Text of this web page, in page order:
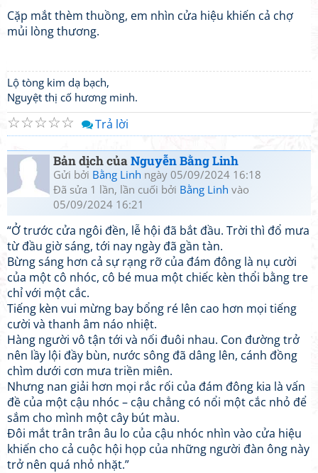
Cặp mắt thèm thuồng, em nhìn cửa hiệu khiến cả chợ
mủi lòng thương.
Lộ tòng kim dạ bạch,
Nguyệt thị cố hương minh.
☆
☆
☆
☆
☆ Trả lời
Bản dịch củaNguyễn Bằng Linh
Gửi bởi Bằng Linh ngày 05/09/2024 16:18
Đã sửa 1 lần, lần cuối bởi Bằng Linh vào
05/09/2024 16:21
“Ở trước cửa ngôi đền, lễ hội đã bắt đầu. Trời thì đổ mưa
từ đầu giờ sáng, tới nay ngày đã gần tàn.
Bừng sáng hơn cả sự rạng rỡ của đám đông là nụ cười
của một cô nhóc, cô bé mua một chiếc kèn thổi bằng tre
chỉ với một cắc.
Tiếng kèn vui mừng bay bổng ré lên cao hơn mọi tiếng
cười và thanh âm náo nhiệt.
Hàng người vô tận tới và nối đuôi nhau. Con đường trở
nên lầy lội đầy bùn, nước sông đã dâng lên, cánh đồng
chìm dưới cơn mưa triền miên.
Nhưng nan giải hơn mọi rắc rối của đám đông kia là vấn
đề của một cậu nhóc – cậu chẳng có nổi một cắc nhỏ để
sắm cho mình một cây bút màu.
Đôi mắt trân trân âu lo của cậu nhóc nhìn vào cửa hiệu
khiến cho cả cuộc hội họp của những người đàn ông này
trở nên quá nhỏ nhặt.”